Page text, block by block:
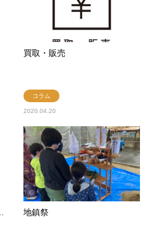
買取・販売
コラム
2020.04.20
地鎮祭